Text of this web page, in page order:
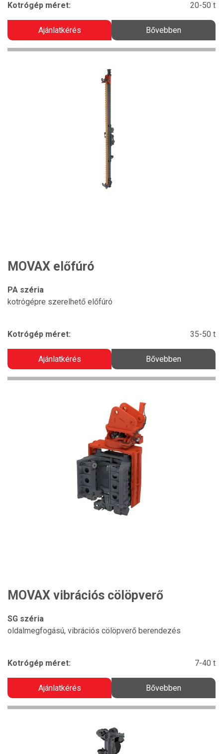
Kotrógép méret: 20-50 t
Ajánlatkérés Bővebben
MOVAX előfúró
PA széria
kotrógépre szerelhető előfúró
Kotrógép méret: 35-50 t
Ajánlatkérés Bővebben
MOVAX vibrációs cölöpverő
SG széria
oldalmegfogású, vibrációs cölöpverő berendezés
Kotrógép méret: 7-40 t
Ajánlatkérés Bővebben